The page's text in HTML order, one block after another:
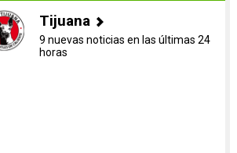
Tijuana
9 nuevas noticias en las últimas 24
horas